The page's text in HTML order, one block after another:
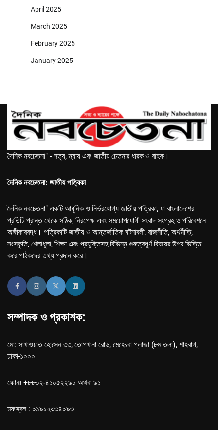
April 2025
March 2025
February 2025
January 2025
দৈনিক নবচেতনা" - সত্য, ন্যায় এবং জাতীয় চেতনার ধারক ও বাহক।
দৈনিক নবচেতনা: জাতীয় পত্রিকা
দৈনিক নবচেতনা" একটি আধুনিক ও নির্ভরযোগ্য জাতীয় পত্রিকা, যা বাংলাদেশের
প্রতিটি প্রান্ত থেকে সঠিক, নিরপেক্ষ এবং সময়োপযোগী সংবাদ সংগ্রহ ও পরিবেশনে
অঙ্গীকারবদ্ধ। পত্রিকাটি জাতীয় ও আন্তর্জাতিক ঘটনাবলী, রাজনীতি, অর্থনীতি,
সংস্কৃতি, খেলাধুলা, শিক্ষা এবং প্রযুক্তিসহ বিভিন্ন গুরুত্বপূর্ণ বিষয়ের উপর ভিত্তি
করে পাঠকদের তথ্য প্রদান করে।
সম্পাদক ও প্রকাশক:
মো: সাখাওয়াত হোসেন ৩৩, তোপখানা রোড, মেহেরবা প্লাজা (৮ম তলা), শাহবাগ,
ঢাকা-১০০০
ফোনঃ +৮৮০২-৪১০৫২২৯০ অথবা ৯১
মফস্বল : ০১৯১২৩৩৪০৯৩